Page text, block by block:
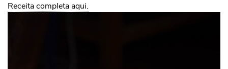
Receita completa aqui.